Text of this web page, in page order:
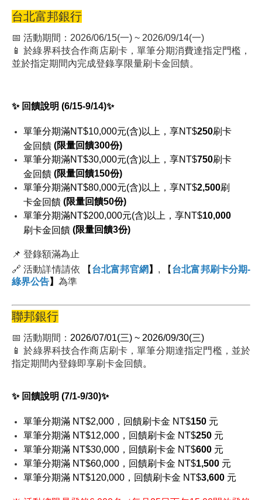
台北富邦銀行
📅 活動期間： 2026/06/15(一) ~ 2026/09/14(一)
📱於綠界科技合作商店刷卡，單筆分期消費達指定門檻，
並於指定期間內完成登錄享限量刷卡金回饋。
✨ 回饋說明 (6/15-9/14)✨
單筆分期滿NT$10,000元(含)以上，享NT$250刷卡
金回饋 (限量回饋300份)
單筆分期滿NT$30,000元(含)以上，享NT$750刷卡
金回饋 (限量回饋150份)
單筆分期滿NT$80,000元(含)以上，享NT$2,500刷
卡金回饋 (限量回饋50份)
單筆分期滿NT$200,000元(含)以上，享NT$10,000
刷卡金回饋 (限量回饋3份)
📌 登錄額滿為止
🔗 活動詳情請依
【 台北富邦官網 】 , 【 台北富邦刷卡分期-
綠界公告】 為準
聯邦銀行
📅 活動期間： 2026/07/01(三) ~ 2026/09/30(三)
📱
於綠界科技合作商店刷卡，單筆分期達指定門檻，並於
指定期間內登錄即享刷卡金回饋。
✨ 回饋說明 (7/1-9/30)✨
單筆分期滿 NT$2,000，回饋刷卡金 NT$150 元
單筆分期滿 NT$12,000，回饋刷卡金 NT$250 元
單筆分期滿 NT$30,000，回饋刷卡金 NT$600 元
單筆分期滿 NT$60,000，回饋刷卡金 NT$1,500 元
單筆分期滿 NT$120,000，回饋刷卡金 NT$3,600 元